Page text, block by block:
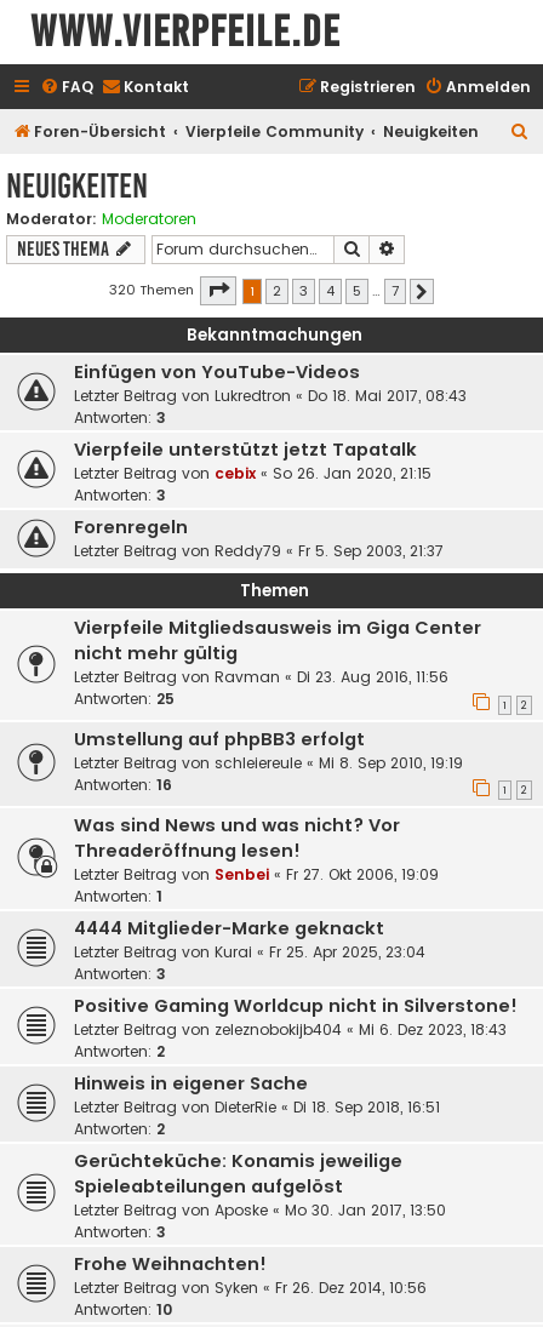
www.vierpfeile.de
FAQ Kontakt Anmelden
Registrieren
Foren-Übersicht Vierpfeile Community Neuigkeiten
Neuigkeiten
Moderator: Moderatoren
Neues Thema Suche
320 Themen Seite von7
1 2 3 4 5 … 7
Bekanntmachungen
Einfügen von YouTube-Videos
Letzter Beitrag von Lukredtron « Do 18. Mai 2017, 08:43
Antworten: 3
Vierpfeile unterstützt jetzt Tapatalk
Letzter Beitrag von cebix « So 26. Jan 2020, 21:15
Antworten: 3
Forenregeln
Letzter Beitrag von Reddy79 « Fr 5. Sep 2003, 21:37
Themen
Vierpfeile Mitgliedsausweis im Giga Center
nicht mehr gültig
Letzter Beitrag von Ravman « Di 23. Aug 2016, 11:56
Antworten: 25 1 2
Umstellung auf phpBB3 erfolgt
Letzter Beitrag von schleiereule « Mi 8. Sep 2010, 19:19
Antworten: 16 1 2
Was sind News und was nicht? Vor
Threaderöffnung lesen!
Letzter Beitrag von Senbei « Fr 27. Okt 2006, 19:09
Antworten: 1
4444 Mitglieder-Marke geknackt
Letzter Beitrag von Kurai « Fr 25. Apr 2025, 23:04
Antworten: 3
Positive Gaming Worldcup nicht in Silverstone!
Letzter Beitrag von zeleznobokijb404 « Mi 6. Dez 2023, 18:43
Antworten: 2
Hinweis in eigener Sache
Letzter Beitrag von DieterRie « Di 18. Sep 2018, 16:51
Antworten: 2
Gerüchteküche: Konamis jeweilige
Spieleabteilungen aufgelöst
Letzter Beitrag von Aposke « Mo 30. Jan 2017, 13:50
Antworten: 3
Frohe Weihnachten!
Letzter Beitrag von Syken « Fr 26. Dez 2014, 10:56
Antworten: 10